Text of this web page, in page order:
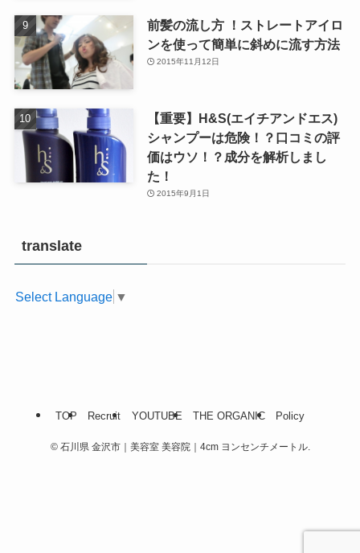
前髪の流し方 ！ストレートアイロ
ンを使って簡単に斜めに流す方法
2015年11月12日
【重要】H&S(エイチアンドエス)
シャンプーは危険！？口コミの評
価はウソ！？成分を解析しまし
た！
2015年9月1日
translate
Select Language ▼
TOP Recruit YOUTUBE THE ORGANIC Policy
©石川県 金沢市｜美容室 美容院｜4cm ヨンセンチメートル.